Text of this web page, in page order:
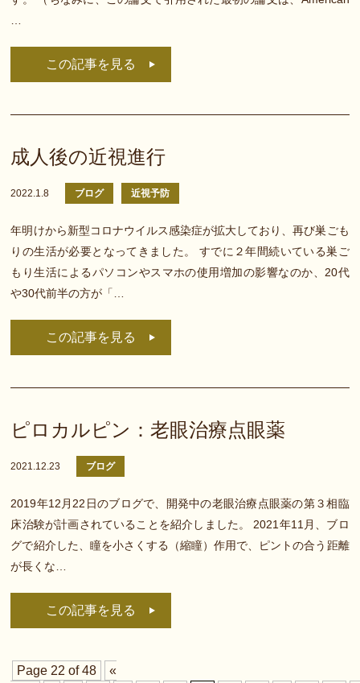
この記事を見る
成人後の近視進行
2022.1.8 ブログ 近視予防
年明けから新型コロナウイルス感染症が拡大しており、再び巣ごも
りの生活が必要となってきました。 すでに２年間続いている巣ご
もり生活によるパソコンやスマホの使用増加の影響なのか、20代
や30代前半の方が「…
この記事を見る
ピロカルピン：老眼治療点眼薬
2021.12.23 ブログ
2019年12月22日のブログで、開発中の老眼治療点眼薬の第３相臨
床治験が計画されていることを紹介しました。 2021年11月、ブロ
グで紹介した、瞳を小さくする（縮瞳）作用で、ピントの合う距離
が長くな…
この記事を見る
Page 22 of 48
«